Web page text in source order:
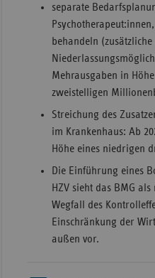
separate
behandeln
Mehrausgaben in
zweistelligen
Streichung des
im Krankenhaus: Ab
Höhe eines niedrigen
Die Einführung eines
HZV sieht das BMG
Wegfall des
Einschränkung der
außen vor.